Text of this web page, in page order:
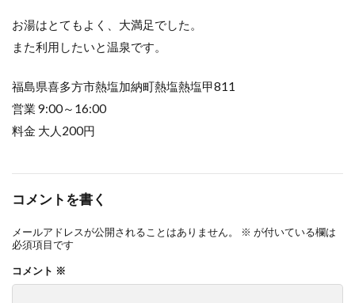
お湯はとてもよく、大満足でした。
また利用したいと温泉です。
福島県喜多方市熱塩加納町熱塩熱塩甲811
営業 9:00～16:00
料金 大人200円
コメントを書く
メールアドレスが公開されることはありません。 ※ が付いている欄は
必須項目です
コメント ※